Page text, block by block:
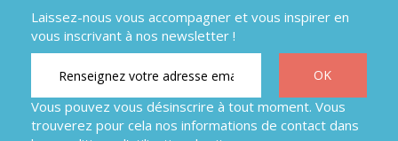
Laissez-nous vous accompagner et vous inspirer en
vous inscrivant à nos newsletter !
Vous pouvez vous désinscrire à tout moment. Vous
trouverez pour cela nos informations de contact dans